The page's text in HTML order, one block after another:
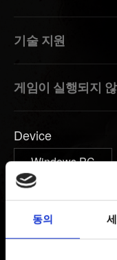
동의
기술 지원
게임이 실행되지
Device
Windows PC
이메일(오타에 주